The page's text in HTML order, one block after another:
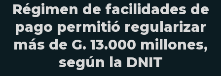
Régimen de facilidades de
pago permitió regularizar
más de G. 13.000 millones,
según la DNIT